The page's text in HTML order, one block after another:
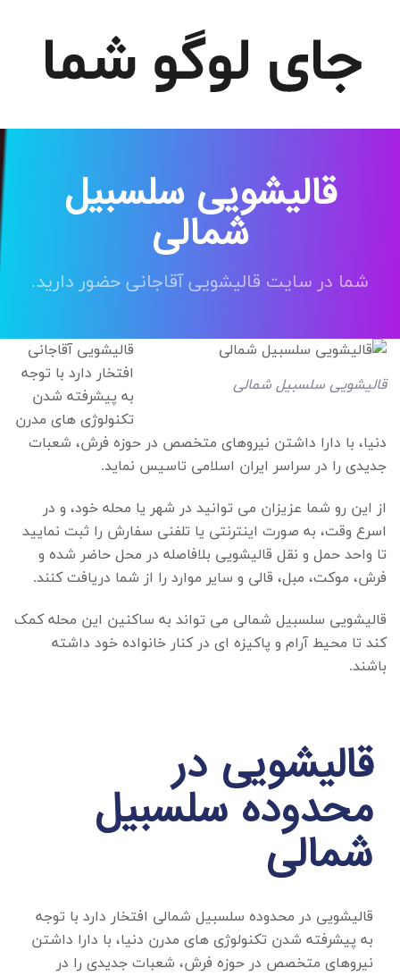
قالیشویی سلسبیل
شمالی
شما در سایت قالیشویی آقاجانی حضور دارید.
قالیشویی سلسبیل شمالی
قالیشویی آقاجانی
افتخار دارد با توجه
به پیشرفته شدن
تکنولوژی های مدرن
دنیا، با دارا داشتن نیروهای متخصص در حوزه فرش، شعبات
جدیدی را در سراسر ایران اسلامی تاسیس نماید.
از این رو شما عزیزان می توانید در شهر یا محله خود، و در
اسرع وقت، به صورت اینترنتی یا تلفنی سفارش را ثبت نمایید
تا واحد حمل و نقل قالیشویی بلافاصله در محل حاضر شده و
فرش، موکت، مبل، قالی و سایر موارد را از شما دریافت کنند.
قالیشویی سلسبیل شمالی می تواند به ساکنین این محله کمک
کند تا محیط آرام و پاکیزه ای در کنار خانواده خود داشته
باشند.
قالیشویی در
محدوده سلسبیل
شمالی
قالیشویی در محدوده سلسبیل شمالی افتخار دارد با توجه
به پیشرفته شدن تکنولوژی های مدرن دنیا، با دارا داشتن
نیروهای متخصص در حوزه فرش، شعبات جدیدی را در